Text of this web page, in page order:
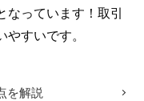
なっています！取引
すいです。
を解説